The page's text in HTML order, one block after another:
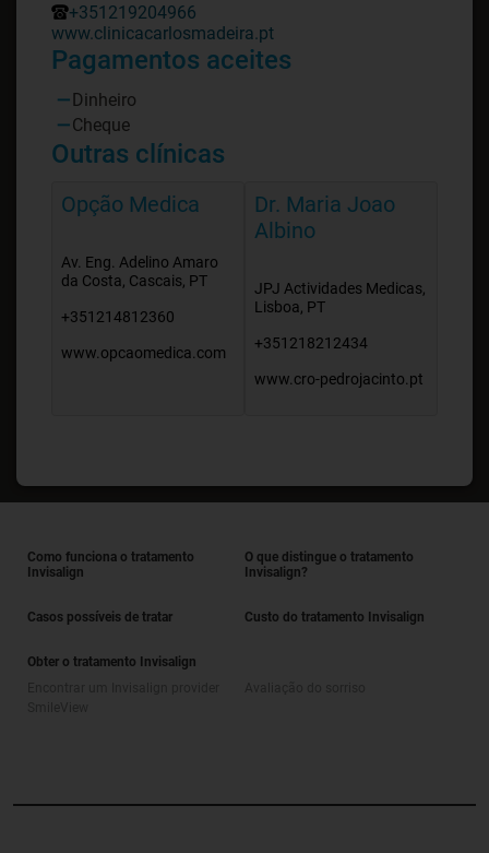
+351219204966
www.clinicacarlosmadeira.pt
Pagamentos aceites
Dinheiro
Cheque
Outras clínicas
Opção Medica
Av. Eng. Adelino Amaro
da Costa, Cascais, PT
+351214812360
www.opcaomedica.com
Dr. Maria Joao
Albino
JPJ Actividades Medicas,
Lisboa, PT
+351218212434
www.cro-pedrojacinto.pt
Como funciona o tratamento
Invisalign
O que distingue o tratamento
Invisalign?
Casos possíveis de tratar Custo do tratamento Invisalign
Obter o tratamento Invisalign